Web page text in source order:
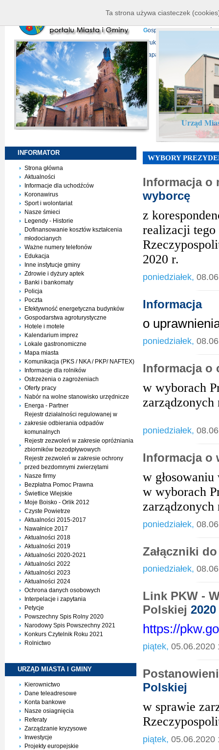
P
rojekty europejskie
Gospodarka
D ruki do pobrania
Mapa serwisu
Urząd
INFORMATOR
Strona główna
Aktualności
Informacje dla uchodźców
Koronawirus
Sport i wolontariat
Nasze śmieci
Legendy - Historie
Dofinansowanie kosztów kształcenia
młodocianych
Ważne numery telefonów
Edukacja
Inne instytucje gminy
Zdrowie i dyżury aptek
Banki i bankomaty
Policja
Poczta
Efektywność energetyczna budynków
Gospodarstwa agroturystyczne
Hotele i motele
Kalendarium imprez
Lokale gastronomiczne
Mapa miasta
Komunikacja (PKS / NKA / PKP/ NAFTEX)
Informacje dla rolników
Ostrzeżenia o zagrożeniach
Oferty pracy
Nabór na wolne stanowisko urzędnicze
Energa - Partner
Rejestr działalności regulowanej w
zakresie odbierania odpadów
komunalnych
Rejestr zezwoleń w zakresie opróżniania
zbiorników bezodpływowych
Rejestr zezwoleń w zakresie ochrony
przed bezdomnymi zwierzętami
Nasze firmy
Bezpłatna Pomoc Prawna
Świetlice Wiejskie
Moje Boisko - Orlik 2012
Czyste Powietrze
Aktualności 2015-2017
Nawałnice 2017
Aktualności 2018
Aktualności 2019
Aktualności 2020-2021
Aktualności 2022
Aktualności 2023
Aktualności 2024
Ochrona danych osobowych
Interpelacje i zapytania
Petycje
Powszechny Spis Rolny 2020
Narodowy Spis Powszechny 2021
Konkurs Czytelnik Roku 2021
Rolnictwo
URZĄD MIASTA I GMINY
Kierownictwo
Dane teleadresowe
Konta bankowe
Nasze osiagnięcia
Referaty
Zarządzanie kryzysowe
Inwestycje
Projekty europejskie
WYBORY
Informacja o
wyborcę
z
realizacji tego
2020 r.
poniedziałek,
Informacja
o
poniedziałek,
Informacja o
w wyborach
zarządzonych
poniedziałek,
Informacja o
w
w wyborach
zarządzonych
poniedziałek,
Załączniki
poniedziałek,
Link PKW -
Polskiej 2020
https://
piątek, 05.06.2020
Polskiej
w sprawie
piątek, 05.06.2020
Ta strona używa ciasteczek